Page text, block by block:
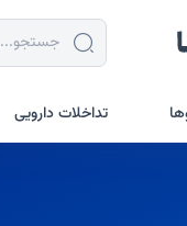
جستجو در سین سا
تداخلات دارویی